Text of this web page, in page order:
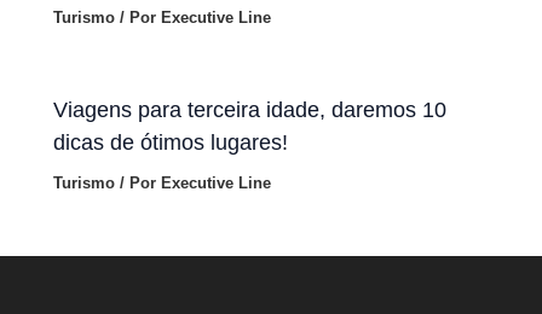
Turismo / Por Executive Line
Viagens para terceira idade, daremos 10
dicas de ótimos lugares!
Turismo / Por Executive Line